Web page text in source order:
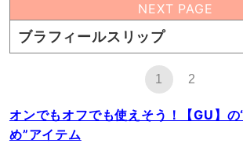
NEXT PAGE
ブラフィールスリップ
1 2
オンでもオフでも使えそう！【GU】の
め”アイテム